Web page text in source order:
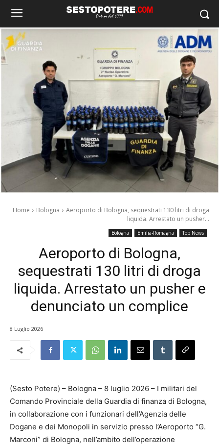
Home Bologna
Aeroporto di Bologna, sequestrati 130 litri di droga
liquida. Arrestato un pusher...
Bologna Emilia-Romagna Top News
Aeroporto di Bologna,
sequestrati 130 litri di droga
liquida. Arrestato un pusher e
denunciato un complice
8 Luglio 2026
(Sesto Potere) – Bologna – 8 luglio 2026 – I militari del
Comando Provinciale della Guardia di finanza di Bologna,
in collaborazione con i funzionari dell’Agenzia delle
Dogane e dei Monopoli in servizio presso l’Aeroporto “G.
Marconi” di Bologna, nell’ambito dell’operazione